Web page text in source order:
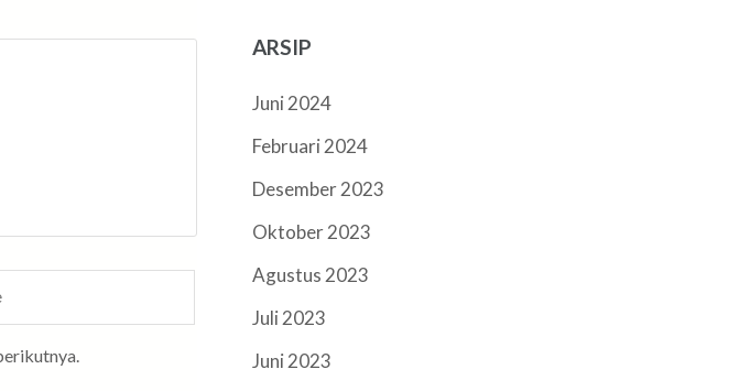
ARSIP
Juni 2024
Februari 2024
Desember 2023
Oktober 2023
Agustus 2023
Juli 2023
Juni 2023